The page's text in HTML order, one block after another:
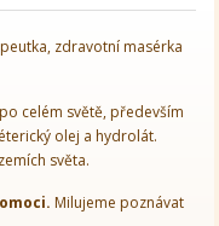
zdravotní masérka
celém světě, především
olej a hydrolát.
světa.
Milujeme poznávat